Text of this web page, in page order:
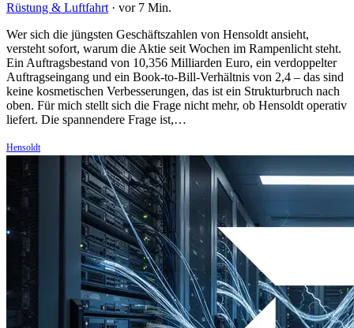
Rüstung & Luftfahrt · vor 7 Min.
Wer sich die jüngsten Geschäftszahlen von Hensoldt ansieht,
versteht sofort, warum die Aktie seit Wochen im Rampenlicht steht.
Ein Auftragsbestand von 10,356 Milliarden Euro, ein verdoppelter
Auftragseingang und ein Book-to-Bill-Verhältnis von 2,4 – das sind
keine kosmetischen Verbesserungen, das ist ein Strukturbruch nach
oben. Für mich stellt sich die Frage nicht mehr, ob Hensoldt operativ
liefert. Die spannendere Frage ist,…
Hensoldt